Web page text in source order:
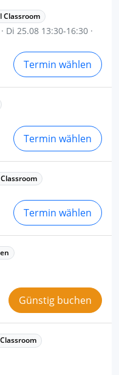
Classroom
Di 25.08 13:30-16:30 ·
Termin wählen
Termin wählen
Termin wählen
Günstig buchen